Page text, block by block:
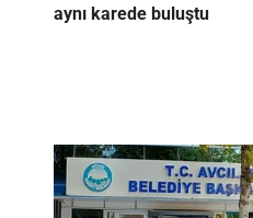
aynı karede buluştu